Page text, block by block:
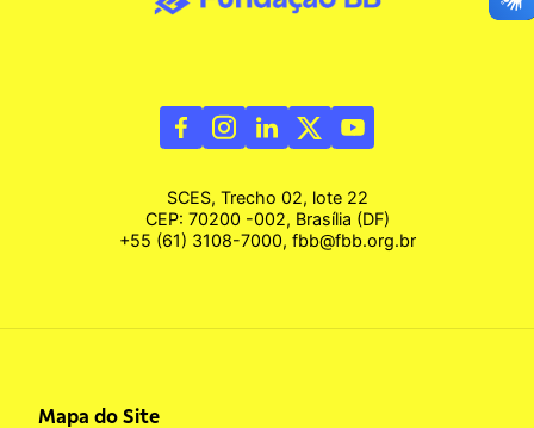
SCES, Trecho 02, lote 22
CEP: 70200 -002, Brasília (DF)
+55 (61) 3108-7000, fbb@fbb.org.br
Mapa do Site